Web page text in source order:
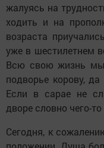
жалуясь на
ходить и на
возраста
уже в шестилетнем
Всю свою жизнь
подворье корову,
Если в сарае не
дворе словно чего-то
Сегодня, к